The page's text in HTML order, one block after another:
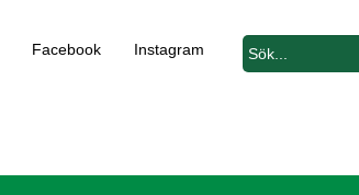
Facebook Instagram